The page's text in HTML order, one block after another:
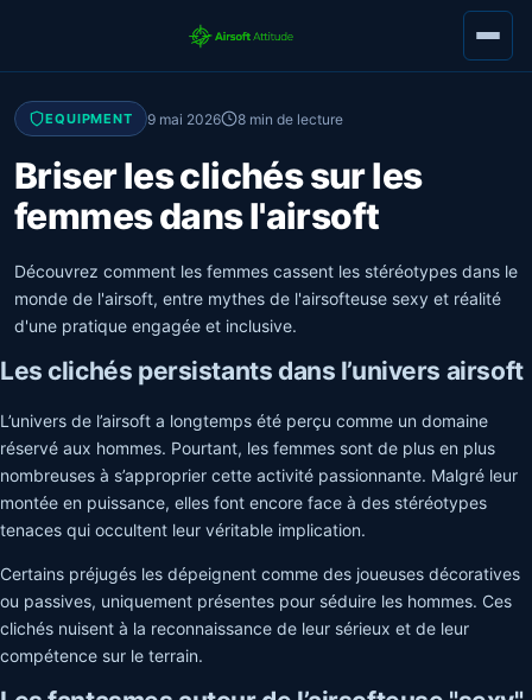
EQUIPMENT 9 mai 2026 8 min de lecture
Briser les clichés sur les
femmes dans l'airsoft
Découvrez comment les femmes cassent les stéréotypes dans le
monde de l'airsoft, entre mythes de l'airsofteuse sexy et réalité
d'une pratique engagée et inclusive.
Les clichés persistants dans l’univers airsoft
L’univers de l’airsoft a longtemps été perçu comme un domaine
réservé aux hommes. Pourtant, les femmes sont de plus en plus
nombreuses à s’approprier cette activité passionnante. Malgré leur
montée en puissance, elles font encore face à des stéréotypes
tenaces qui occultent leur véritable implication.
Certains préjugés les dépeignent comme des joueuses décoratives
ou passives, uniquement présentes pour séduire les hommes. Ces
clichés nuisent à la reconnaissance de leur sérieux et de leur
compétence sur le terrain.